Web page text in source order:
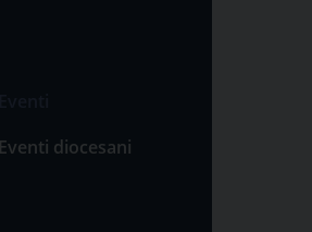
Eventi diocesani